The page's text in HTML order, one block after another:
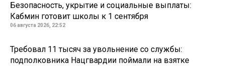
Безопасность, укрытие и социальные выплаты:
Кабмин готовит школы к 1 сентября
06 августа 2026, 22:52
Требовал 11 тысяч за увольнение со службы:
подполковника Нацгвардии поймали на взятке